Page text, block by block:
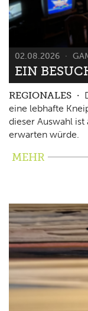
02.08.2026
EIN
REGIONALES
eine lebhafte
dieser Auswahl
erwarten würde.
MEHR